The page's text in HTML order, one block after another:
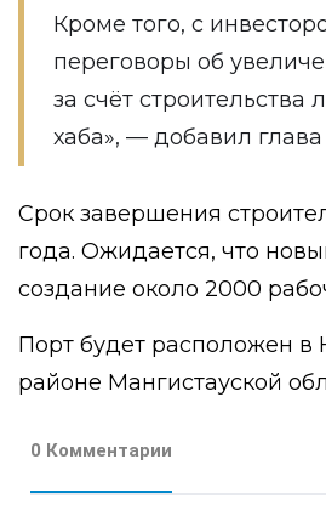
Кроме того, с
переговоры об
за счёт строительства
хаба», — добавил глава
Срок завершения
года. Ожидается, что
создание около 2000
Порт будет расположен в
районе Мангистауской
0 Комментарии